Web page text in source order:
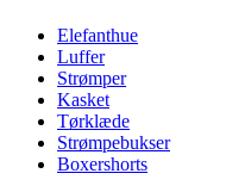
Elefanthue
Luffer
Strømper
Kasket
Tørklæde
Strømpebukser
Boxershorts